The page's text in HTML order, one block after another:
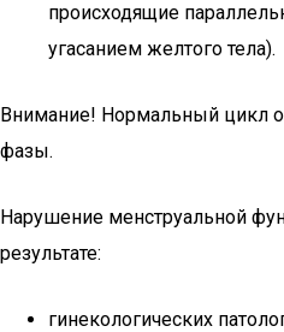
происходящие
угасанием желтого тела).
Внимание! Нормальный цикл
фазы.
Нарушение менструальной
результате:
гинекологических